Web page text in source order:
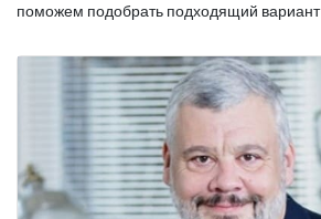
поможем подобрать подходящий вариант